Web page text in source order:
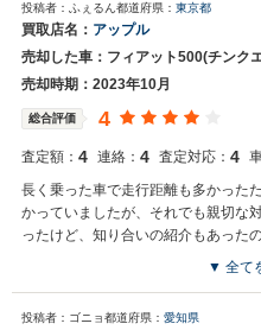
まるさん様 この度は弊社に大切
とうございます。 地域密着型の会
で、 また機会がございましたら
投稿者：ふぇるん都道府県： 東京都
買取店名： アップル
売却した車：フィアット500(チンク
売却時期：2023年10月
総合評価 4
査定額： 4 連絡： 4 査定対応： 4
長く乗った車で走行距離も多かった
かっていましたが、それでも親切な
ったけど、知り合いの紹介もあった
▼ 全て
投稿者：ゴニョ都道府県： 愛知県